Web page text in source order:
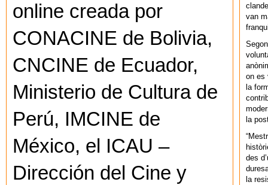
online creada por
CONACINE de Bolivia,
CNCINE de Ecuador,
Ministerio de Cultura de
Perú, IMCINE de
México, el ICAU –
Dirección del Cine y
van
on es
la
la
des
la